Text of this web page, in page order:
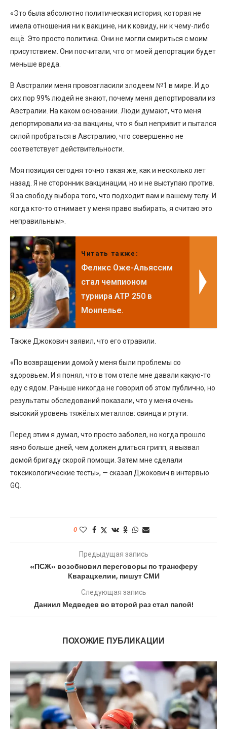
«Это была абсолютно политическая история, которая не
имела отношения ни к вакцине, ни к ковиду, ни к чему-либо
ещё. Это просто политика. Они не могли смириться с моим
присутствием. Они посчитали, что от моей депортации будет
меньше вреда.
В Австралии меня провозгласили злодеем №1 в мире. И до
сих пор 99% людей не знают, почему меня депортировали из
Австралии. На каком основании. Люди думают, что меня
депортировали из-за вакцины, что я был непривит и пытался
силой пробраться в Австралию, что совершенно не
соответствует действительности.
Моя позиция сегодня точно такая же, как и несколько лет
назад. Я не сторонник вакцинации, но и не выступаю против.
Я за свободу выбора того, что подходит вам и вашему телу. И
когда кто-то отнимает у меня право выбирать, я считаю это
неправильным».
Читать также:
Феликс Оже-Альяссим
стал чемпионом
турнира ATP 250 в
Монпелье.
Также Джокович заявил, что его отравили.
«По возвращении домой у меня были проблемы со
здоровьем. И я понял, что в том отеле мне давали какую-то
еду с ядом. Раньше никогда не говорил об этом публично, но
результаты обследований показали, что у меня очень
высокий уровень тяжёлых металлов: свинца и ртути.
Перед этим я думал, что просто заболел, но когда прошло
явно больше дней, чем должен длиться грипп, я вызвал
домой бригаду скорой помощи. Затем мне сделали
токсикологические тесты», — сказал Джокович в интервью
GQ.
0
Предыдущая запись
«ПСЖ» возобновил переговоры по трансферу
Кварацхелии, пишут СМИ
Следующая запись
Даниил Медведев во второй раз стал папой!
ПОХОЖИЕ ПУБЛИКАЦИИ